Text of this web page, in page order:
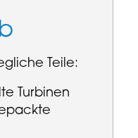
Teile:
Turbinen